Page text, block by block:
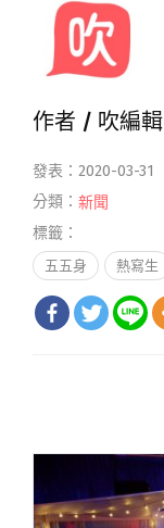
作者 / 吹編輯
發表：2020-03-31
分類： 新聞
標籤：
五五身 熱寫生